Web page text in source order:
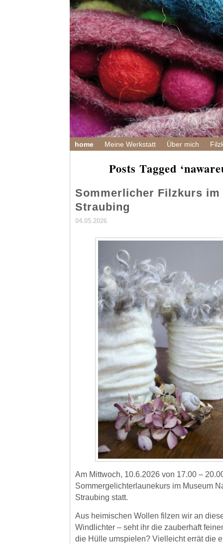
home Meine Werkstatt Über mich
Posts Tagged
Sommerlicher Filzkurs im
Straubing
04.05.2026
Am Mittwoch, 10.6.2026 von 17.00 –
Sommergelichterlaunekurs im Museum
Straubing statt.
Aus heimischen Wollen filzen wir an
Windlichter – seht ihr die zauberhaft
die Hülle umspielen? Vielleicht errät die